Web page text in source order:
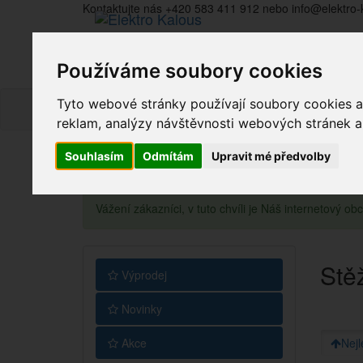
Používáme soubory cookies
Tyto webové stránky používají soubory cookies
reklam, analýzy návštěvnosti webových stránek
Souhlasím Odmítám Upravit mé předvolby
Kontaktujte nás +420 583 411 912 nebo
Vážení zákazníci, v tuto chvíli je Náš internetový
Výprodej
Novinky
Akce